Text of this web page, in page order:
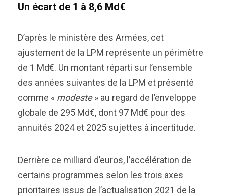
Un écart de 1 à 8,6 Md€
D’après le ministère des Armées, cet
ajustement de la LPM représente un périmètre
de 1 Md€. Un montant réparti sur l’ensemble
des années suivantes de la LPM et présenté
comme « modeste» au regard de l’enveloppe
globale de 295 Md€, dont 97 Md€ pour des
annuités 2024 et 2025 sujettes à incertitude.
Derrière ce milliard d’euros, l’accélération de
certains programmes selon les trois axes
prioritaires issus de l’actualisation 2021 de la